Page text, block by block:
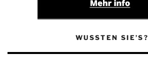
WUSSTEN SIE’S?